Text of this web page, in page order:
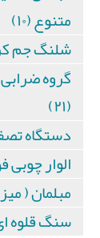
متنوع (۱۰)
شلنگ جم کن اتوماتیک
گروه
(۲۱)
دستگاه
الوار
مبلمان (
سنگ قلوه